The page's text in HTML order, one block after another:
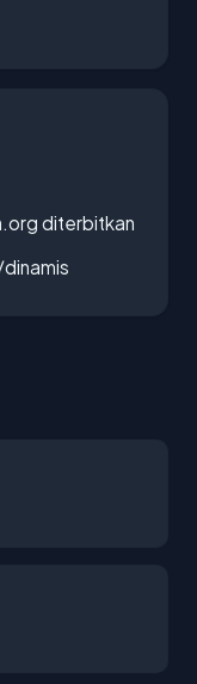
diterbitkan